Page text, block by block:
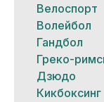
Велоспорт
Волейбол
Гандбол
Греко-
Дзюдо
Кикбоксинг